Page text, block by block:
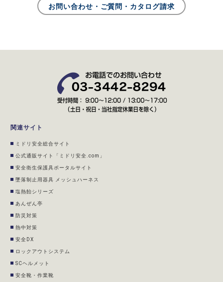
お問い合わせ・ご質問・カタログ請求
関連サイト
ミドリ安全総合サイト
公式通販サイト「ミドリ安全.com」
安全衛生保護具ポータルサイト
墜落制止用器具 メッシュハーネス
塩熱飴シリーズ
あんぜん亭
防災対策
熱中対策
安全DX
ロックアウトシステム
SCヘルメット
安全靴・作業靴